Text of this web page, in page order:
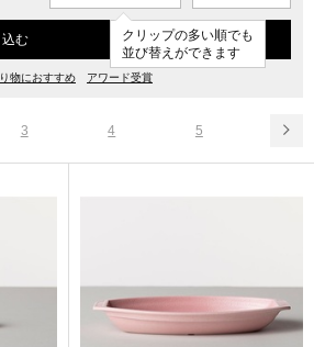
クリップの多い順でも
並び替えができます
む
物におすすめ アワード受賞
3 4 5